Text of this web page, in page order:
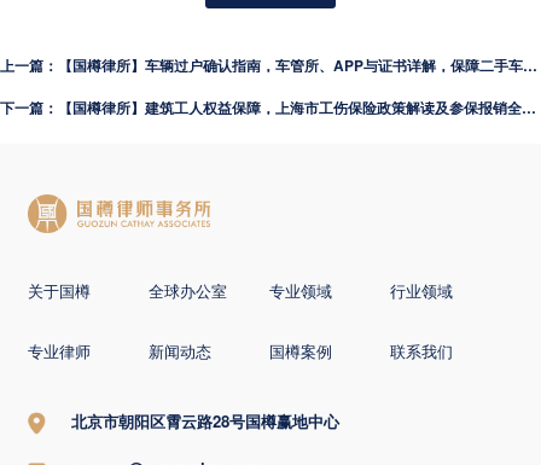
上一篇：【国樽律所】车辆过户确认指南，车管所、APP与证书详解，保障二手车交易权益
下一篇：【国樽律所】建筑工人权益保障，上海市工伤保险政策解读及参保报销全流程
关于国樽 全球办公室 专业领域 行业领域
专业律师 新闻动态 国樽案例 联系我们
北京市朝阳区霄云路28号国樽赢地中心